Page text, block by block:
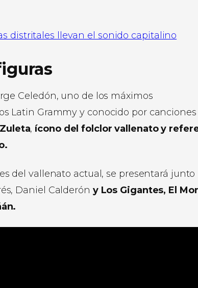
distritales llevan el sonido capitalino
Celedón, uno de los máximos
Latin Grammy y conocido por canciones
, ícono del folclor vallenato y
del vallenato actual, se presentará junto
Daniel Calderón y Los Gigantes, El